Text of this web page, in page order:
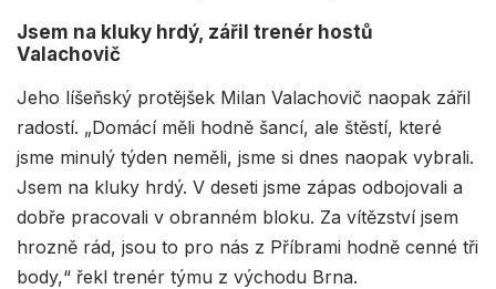
Jsem na kluky hrdý, zářil trenér hostů
Valachovič
Jeho líšeňský protějšek Milan Valachovič naopak zářil
radostí. „Domácí měli hodně šancí, ale štěstí, které
jsme minulý týden neměli, jsme si dnes naopak vybrali.
Jsem na kluky hrdý. V deseti jsme zápas odbojovali a
dobře pracovali v obranném bloku. Za vítězství jsem
hrozně rád, jsou to pro nás z Příbrami hodně cenné tři
body,“ řekl trenér týmu z východu Brna.